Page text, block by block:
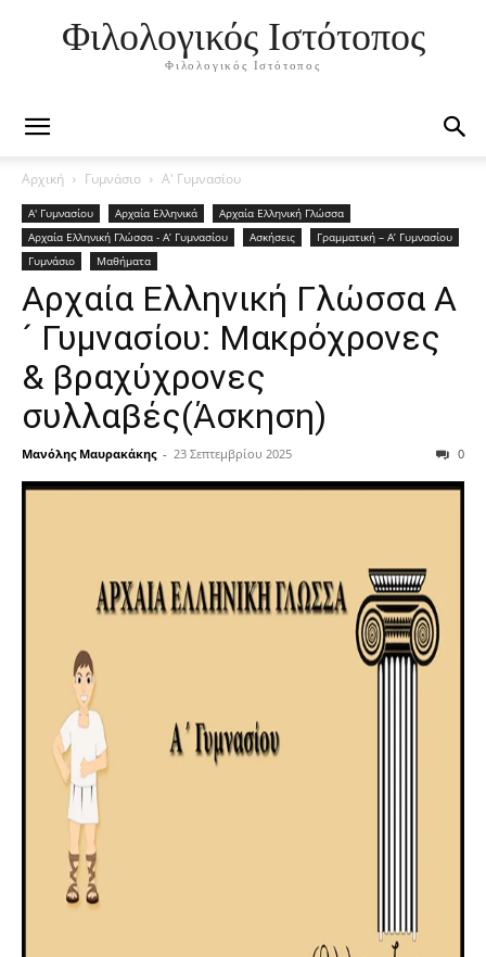
Φιλολογικός Ιστότοπος
Φιλολογικός Ιστότοπος
Αρχική Γυμνάσιο Α' Γυμνασίου
Α' Γυμνασίου Αρχαία Ελληνικά
Αρχαία Ελληνική Γλώσσα
Αρχαία Ελληνική Γλώσσα - Α’ Γυμνασίου
Ασκήσεις
Γραμματική – Α’ Γυμνασίου
Γυμνάσιο
Μαθήματα
Αρχαία Ελληνική Γλώσσα Α
´ Γυμνασίου: Μακρόχρονες
& βραχύχρονες
συλλαβές(Άσκηση)
Μανόλης Μαυρακάκης - 23 Σεπτεμβρίου 2025 0